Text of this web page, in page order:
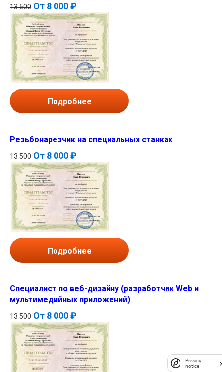
13 500 От 8 000 ₽
Подробнее
Резьбонарезчик на специальных станках
13 500 От 8 000 ₽
Подробнее
Специалист по веб-дизайну (разработчик Web и
мультимедийных приложений)
13 500 От 8 000 ₽
Privacy
notice